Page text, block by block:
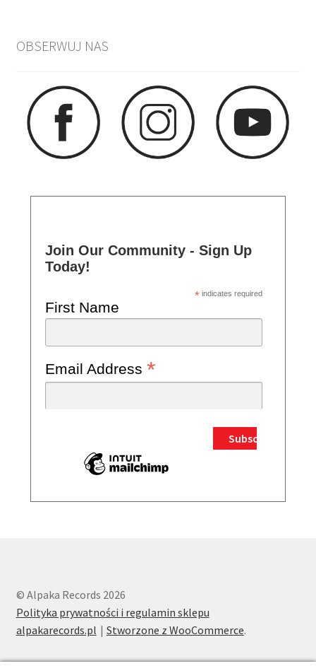
OBSERWUJ NAS
Join Our Community - Sign Up
Today!
*indicates required
First Name
Email Address *
© Alpaka Records 2026
Polityka prywatności i regulamin sklepu
alpakarecords.pl
Stworzone z WooCommerce.